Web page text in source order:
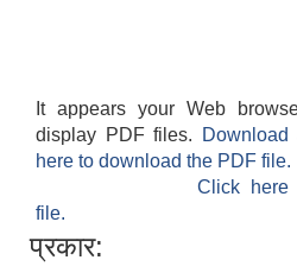
It appears your Web
display PDF files.
here to download the PDF file.
Click
file.
प्रकार: